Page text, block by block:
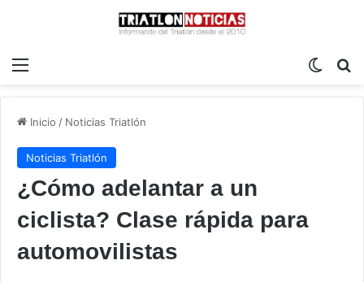
Inicio / Noticias Triatlón
Noticias Triatlón
¿Cómo adelantar a un
ciclista? Clase rápida para
automovilistas